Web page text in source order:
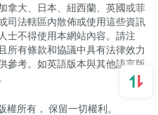
拿大、日本、紐西蘭、英國或菲
司法轄區內散佈或使用這些資訊
士不得使用本網站內容。請注
所有條款和協議中具有法律效力
參考。如英語版本與其他語言版
所有， 保留一切權利。